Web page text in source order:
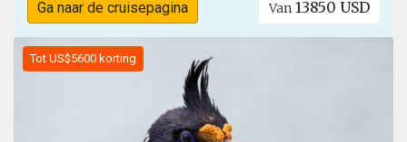
Ga naar de cruisepagina Van 13850 USD
Tot US$5600 korting